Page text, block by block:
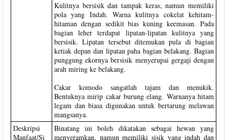
Kulitnya bersisik dan tampak keras, namun memiliki
pola yang Indah. Warna kulitnya cokelat kehitam-
hitaman dengan sedikit bias kuning keemasan. Pada
bagian leher terdapat lipatan-lipatan kulitnya yang
bersisik. Lipatan tersebut ditemukan pula di bagian
ketiak depan dan lipatan paha bagian belakang. Bagian
punggung ekornya bersisik menyerupai gergaji dengan
arah miring ke belakang.
Cakar komodo sangatlah tajam dan menukik.
Bentuknya mirip cakar burung elang. Warnanya hitam
legam dan biasa digunakan untuk bertarung melawan
mangsanya.
Deskripsi
Manfaat/Si
Binatang ini boleh dikatakan sebagai hewan yang
menyeramkan, namun memiliki sisik yang indah dan